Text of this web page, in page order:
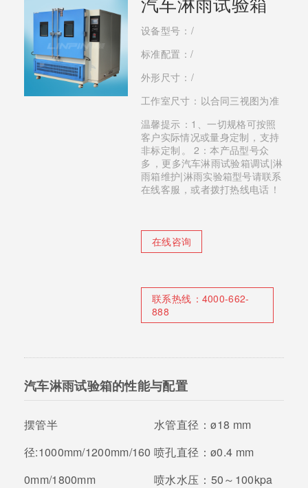
设备型号：/
标准配置：/
外形尺寸：/
工作室尺寸：以合同三视图为准
温馨提示：1、一切规格可按照
客户实际情况或量身定制，支持
非标定制。 2：本产品型号众
多，更多汽车淋雨试验箱调试|淋
雨箱维护|淋雨实验箱型号请联系
在线客服，或者拨打热线电话！
在线咨询
联系热线： 4000-662-
888
汽车淋雨试验箱的性能与配置
摆管半
径:1000mm/1200mm/160
0mm/1800mm
水管直径：ø18 mm
喷孔直径：ø0.4 mm
喷水水压： 50～100kpa